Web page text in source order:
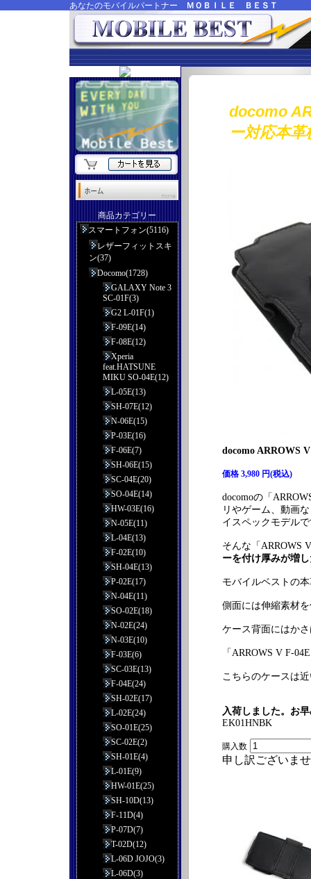
あなたのモバイルパートナー ＭＯＢＩＬＥ ＢＥＳＴ
docomo
ー対応本
docomo ARROWS
価格 3,980 円(税込)
docomoの「
リやゲーム、動画
イスペックモデル
そんな「ARROWS
ーを付け厚みが増
モバイルベストの
側面には伸縮素材
ケース背面にはか
「ARROWS V F-
こちらのケースは
入荷しました。お
EK01HNBK
購入数
申し訳ございま
商品カテゴリー
スマートフォン(5116)
レザーフィットスキ
ン(37)
Docomo(1728)
GALAXY Note 3
SC-01F(3)
G2 L-01F(1)
F-09E(14)
F-08E(12)
Xperia
feat.HATSUNE
MIKU SO-04E(12)
L-05E(13)
SH-07E(12)
N-06E(15)
P-03E(16)
F-06E(7)
SH-06E(15)
SC-04E(20)
SO-04E(14)
HW-03E(16)
N-05E(11)
L-04E(13)
F-02E(10)
SH-04E(13)
P-02E(17)
N-04E(11)
SO-02E(18)
N-02E(24)
N-03E(10)
F-03E(6)
SC-03E(13)
F-04E(24)
SH-02E(17)
L-02E(24)
SO-01E(25)
SC-02E(2)
SH-01E(4)
L-01E(9)
HW-01E(25)
SH-10D(13)
F-11D(4)
P-07D(7)
T-02D(12)
L-06D JOJO(3)
L-06D(3)